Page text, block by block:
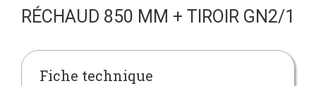
RÉCHAUD 850 MM + TIROIR GN2/1
Fiche technique